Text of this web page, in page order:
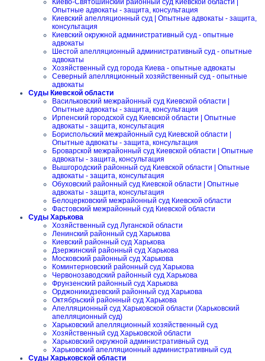
Киево-Святошинский районный суд Киевской области |
Опытные адвокаты - защита, консультация
Киевский апелляционный суд | Опытные адвокаты - защита,
консультация
Киевский окружной административный суд - опытные
адвокаты
Шестой апелляционный административный суд - опытные
адвокаты
Хозяйственный суд города Киева - опытные адвокаты
Северный апелляционный хозяйственный суд - опытные
адвокаты
Суды Киевской области
Васильковский межрайонный суд Киевской области |
Опытные адвокаты - защита, консультация
Ирпенский городской суд Киевской области | Опытные
адвокаты - защита, консультация
Бориспольский межрайонный суд Киевской области |
Опытные адвокаты - защита, консультация
Броварской межрайонный суд Киевской области | Опытные
адвокаты - защита, консультация
Вышгородский районный суд Киевской области | Опытные
адвокаты - защита, консультация
Обуховский районный суд Киевской области | Опытные
адвокаты - защита, консультация
Белоцерковский межрайонный суд Киевской области
Фастовский межрайонный суд Киевской области
Суды Харькова
Хозяйственный суд Луганской области
Ленинский районный суд Харькова
Киевский районный суд Харькова
Дзержинский районный суд Харькова
Московский районный суд Харькова
Коминтерновский районный суд Харькова
Червонозаводский районный суд Харькова
Фрунзенский районный суд Харькова
Орджоникидзевский районный суд Харькова
Октябрьский районный суд Харькова
Апелляционный суд Харьковской области (Харьковский
апелляционный суд)
Харьковский апелляционный хозяйственный суд
Хозяйственный суд Харьковской области
Харьковский окружной административный суд
Харьковский апелляционный административный суд
Суды Харьковской области